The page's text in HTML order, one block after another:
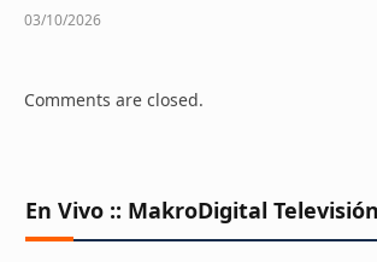
03/10/2026
Comments are closed.
En Vivo :: MakroDigital Televisión